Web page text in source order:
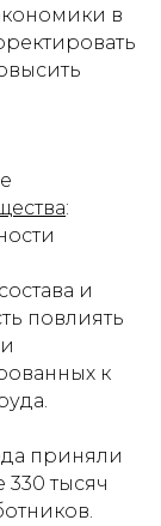
в
:
и
повлиять
к
приняли
тысяч